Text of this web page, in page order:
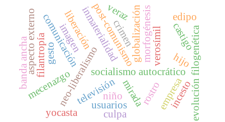
socialismo autocrático
post-comunismo
neo-liberalismo
globalización evolución filogenética
morfogénesis
inmaterialidad
liberación
comunicación
empresa
mecenazgo
filantropía imagen
gesto
rostro
mirada
aspecto externo
televisión
banda ancha
usuarios
edipo
yocasta
hijo
incesto
crimen
culpa
castigo
verosímil
veraz
niño